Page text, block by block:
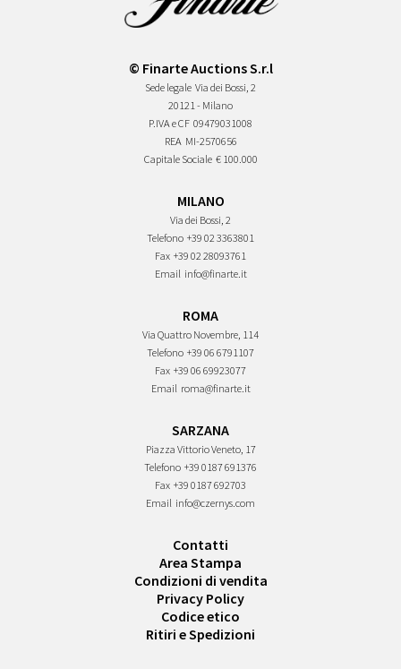
© Finarte Auctions S.r.l
Sede legale Via dei Bossi, 2
20121 - Milano
P.IVA e CF 09479031008
REA MI-2570656
Capitale Sociale € 100.000
MILANO
Via dei Bossi, 2
Telefono +39 02 3363801
Fax +39 02 28093761
Email info@finarte.it
ROMA
Via Quattro Novembre, 114
Telefono +39 06 6791107
Fax +39 06 69923077
Email roma@finarte.it
SARZANA
Piazza Vittorio Veneto, 17
Telefono +39 0187 691376
Fax +39 0187 692703
Email info@czernys.com
Contatti
Area Stampa
Condizioni di vendita
Privacy Policy
Codice etico
Ritiri e Spedizioni